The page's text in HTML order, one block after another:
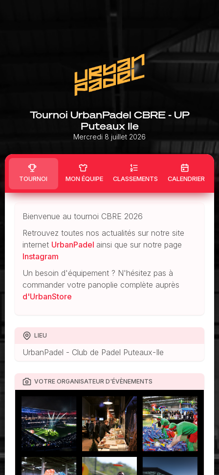
Tournoi UrbanPadel CBRE - UP
Puteaux Ile
Mercredi 8 juillet 2026
TOURNOI MON ÉQUIPE CLASSEMENTS CALENDRIER
Bienvenue au tournoi CBRE 2026
Retrouvez toutes nos actualités sur notre site
internet UrbanPadel ainsi que sur notre page
Instagram
Un besoin d'équipement ? N'hésitez pas à
commander votre panoplie complète auprès
d'UrbanStore
LIEU
UrbanPadel - Club de Padel Puteaux-Ile
VOTRE ORGANISATEUR D'ÉVÈNEMENTS